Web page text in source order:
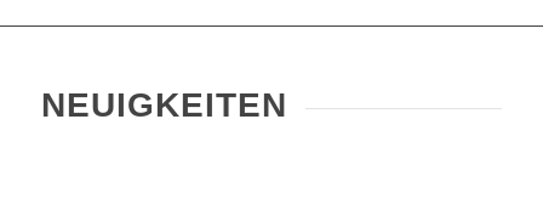
NEUIGKEITEN